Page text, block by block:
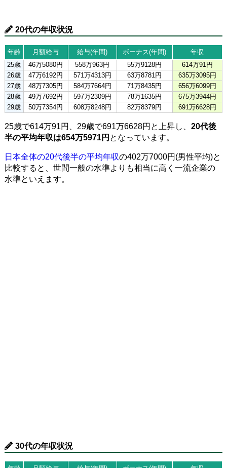
20代の年収状況
年齢 月額給与 給与(年間) ボーナス(年間)
年収
25歳
46万5080円 558万963円 55万9128円
614万91円
26歳
47万6192円 571万4313円 63万8781円
635万3095円
27歳
48万7305円 584万7664円 71万8435円
656万6099円
28歳
49万7692円 597万2309円 78万1635円
675万3944円
29歳
50万7354円 608万8248円 82万8379円 691万6628円
25歳で614万91円、29歳で691万6628円と上昇し、 20代後
半の平均年収は654万5971円 となっています。
日本全体の20代後半の平均年収の402万7000円(男性平均)と
比較すると、世間一般の水準よりも相当に高く一流企業の
水準といえます。
30代の年収状況